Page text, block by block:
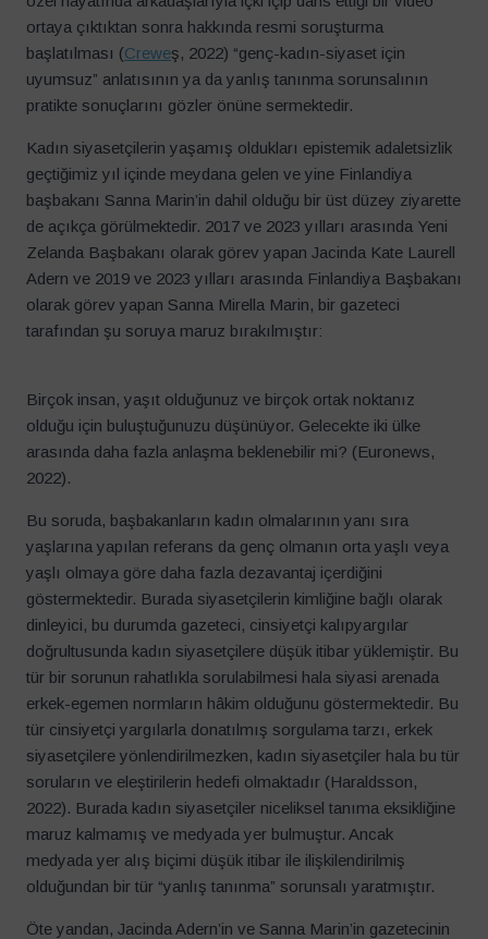
ortaya çıktıktan sonra hakkında resmi soruşturma
başlatılması (Creweş, 2022) “genç-kadın-siyaset için
uyumsuz” anlatısının ya da yanlış tanınma sorunsalının
pratikte sonuçlarını gözler önüne sermektedir.
Kadın siyasetçilerin yaşamış oldukları epistemik adaletsizlik
geçtiğimiz yıl içinde meydana gelen ve yine Finlandiya
başbakanı Sanna Marin’in dahil olduğu bir üst düzey ziyarette
de açıkça görülmektedir. 2017 ve 2023 yılları arasında Yeni
Zelanda Başbakanı olarak görev yapan Jacinda Kate Laurell
Adern ve 2019 ve 2023 yılları arasında Finlandiya Başbakanı
olarak görev yapan Sanna Mirella Marin, bir gazeteci
tarafından şu soruya maruz bırakılmıştır:
Birçok insan, yaşıt olduğunuz ve birçok ortak noktanız
olduğu için buluştuğunuzu düşünüyor. Gelecekte iki ülke
arasında daha fazla anlaşma beklenebilir mi? (Euronews,
2022).
Bu soruda, başbakanların kadın olmalarının yanı sıra
yaşlarına yapılan referans da genç olmanın orta yaşlı veya
yaşlı olmaya göre daha fazla dezavantaj içerdiğini
göstermektedir. Burada siyasetçilerin kimliğine bağlı olarak
dinleyici, bu durumda gazeteci, cinsiyetçi kalıpyargılar
doğrultusunda kadın siyasetçilere düşük itibar yüklemiştir. Bu
tür bir sorunun rahatlıkla sorulabilmesi hala siyasi arenada
erkek-egemen normların hâkim olduğunu göstermektedir. Bu
tür cinsiyetçi yargılarla donatılmış sorgulama tarzı, erkek
siyasetçilere yönlendirilmezken, kadın siyasetçiler hala bu tür
soruların ve eleştirilerin hedefi olmaktadır (Haraldsson,
2022). Burada kadın siyasetçiler niceliksel tanıma eksikliğine
maruz kalmamış ve medyada yer bulmuştur. Ancak
medyada yer alış biçimi düşük itibar ile ilişkilendirilmiş
olduğundan bir tür “yanlış tanınma” sorunsalı yaratmıştır.
Öte yandan, Jacinda Adern’in ve Sanna Marin’in gazetecinin